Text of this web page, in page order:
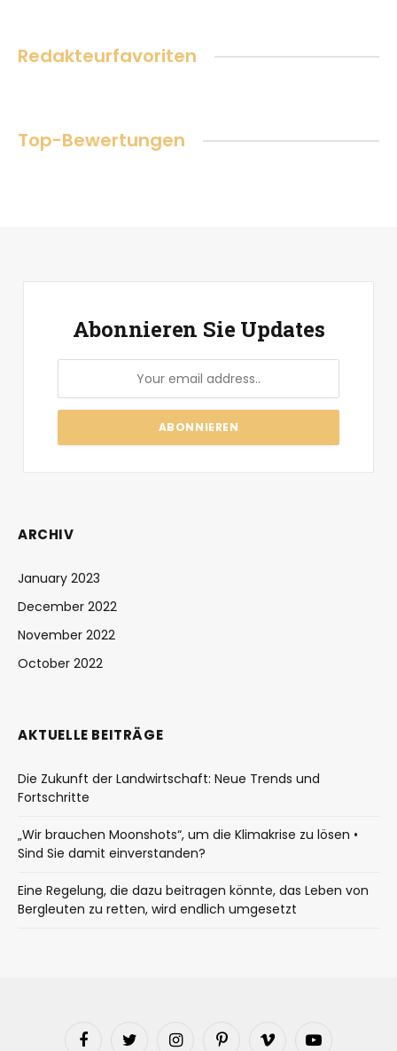
Redakteurfavoriten
Top-Bewertungen
Abonnieren Sie Updates
ARCHIV
January 2023
December 2022
November 2022
October 2022
AKTUELLE BEITRÄGE
Die Zukunft der Landwirtschaft: Neue Trends und
Fortschritte
„Wir brauchen Moonshots“, um die Klimakrise zu lösen •
Sind Sie damit einverstanden?
Eine Regelung, die dazu beitragen könnte, das Leben von
Bergleuten zu retten, wird endlich umgesetzt
FacebookTwitter InstagramPinterestVimeo YouTube